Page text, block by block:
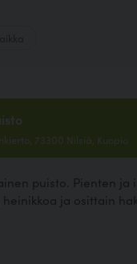
73300 Nilsiä, Kuopio
puisto. Pienten ja
heinikkoa ja osittain